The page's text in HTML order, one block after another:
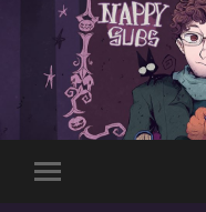
Toggle